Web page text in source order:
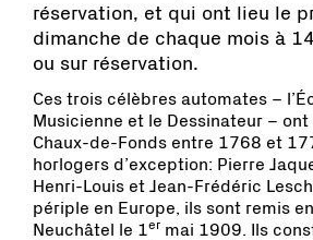
réservation, et qui ont lieu le
dimanche de chaque mois à
ou sur réservation.
Ces trois célèbres automates –
Musicienne et le Dessinateur – ont
Chaux-de-Fonds entre 1768 et
horlogers d’exception: Pierre
Henri-Louis et Jean-Frédéric
périple en Europe, ils sont remis
Neuchâtel le 1er mai 1909. Ils